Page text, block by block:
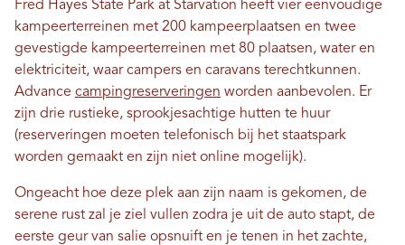
Fred Hayes State Park at Starvation heeft vier eenvoudige
kampeerterreinen met 200 kampeerplaatsen en twee
gevestigde kampeerterreinen met 80 plaatsen, water en
elektriciteit, waar campers en caravans terechtkunnen.
Advance campingreserveringen worden aanbevolen. Er
zijn drie rustieke, sprookjesachtige hutten te huur
(reserveringen moeten telefonisch bij het staatspark
worden gemaakt en zijn niet online mogelijk).
Ongeacht hoe deze plek aan zijn naam is gekomen, de
serene rust zal je ziel vullen zodra je uit de auto stapt, de
eerste geur van salie opsnuift en je tenen in het zachte,